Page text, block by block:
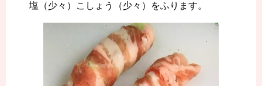
塩（少々）こしょう（少々）をふります。